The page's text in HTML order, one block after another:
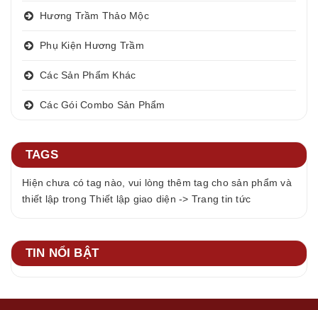
Hương Trầm Thảo Mộc
Phụ Kiện Hương Trầm
Các Sản Phẩm Khác
Các Gói Combo Sản Phẩm
TAGS
Hiện chưa có tag nào, vui lòng thêm tag cho sản phẩm và
thiết lập trong Thiết lập giao diện -> Trang tin tức
TIN NỔI BẬT